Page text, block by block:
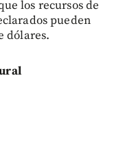
los recursos de
pueden
dólares.